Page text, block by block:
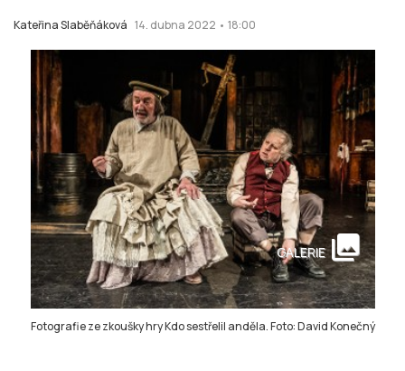
Kateřina Slaběňáková 14. dubna 2022 • 18:00
Fotografie ze zkoušky hry Kdo sestřelil anděla. Foto: David Konečný
GALERIE collections